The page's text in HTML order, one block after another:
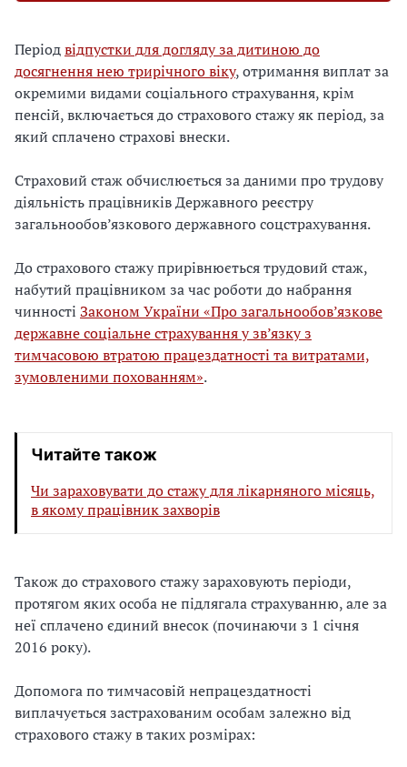
Періодвідпустки для догляду за дитиною до
досягнення нею трирічного віку, отримання виплат за
окремими видами соціального страхування, крім
пенсій, включається до страхового стажу як період, за
який сплачено страхові внески.
Страховий стаж обчислюється за даними про трудову
діяльність працівників Державного реєстру
загальнообов’язкового державного соцстрахування.
До страхового стажу прирівнюється трудовий стаж,
набутий працівником за час роботи до набрання
чинності Законом України «Про загальнообов’язкове
державне соціальне страхування у зв’язку з
тимчасовою втратою працездатності та витратами,
зумовленими похованням».
Читайте також
Чи зараховувати до стажу для лікарняного місяць,
в якому працівник захворів
Також до страхового стажу зараховують періоди,
протягом яких особа не підлягала страхуванню, але за
неї сплачено єдиний внесок (починаючи з 1 січня
2016 року).
Допомога по тимчасовій непрацездатності
виплачується застрахованим особам залежно від
страхового стажу в таких розмірах: